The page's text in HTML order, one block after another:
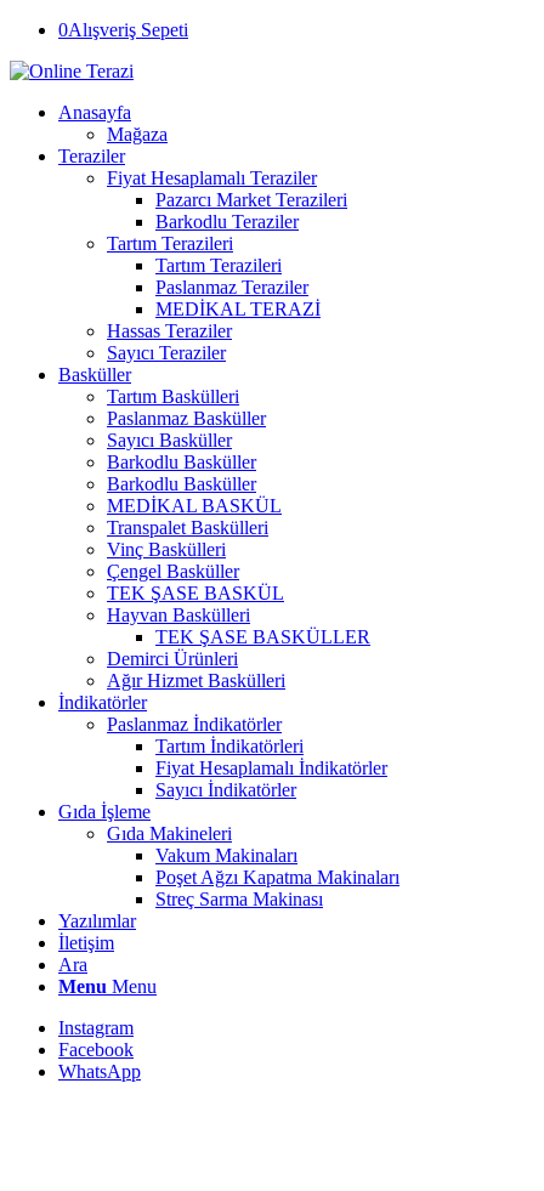
0Alışveriş Sepeti
Anasayfa
Mağaza
Teraziler
Fiyat Hesaplamalı Teraziler
Pazarcı Market Terazileri
Barkodlu Teraziler
Tartım Terazileri
Tartım Terazileri
Paslanmaz Teraziler
MEDİKAL TERAZİ
Hassas Teraziler
Sayıcı Teraziler
Basküller
Tartım Baskülleri
Paslanmaz Basküller
Sayıcı Basküller
Barkodlu Basküller
Barkodlu Basküller
MEDİKAL BASKÜL
Transpalet Baskülleri
Vinç Baskülleri
Çengel Basküller
TEK ŞASE BASKÜL
Hayvan Baskülleri
TEK ŞASE BASKÜLLER
Demirci Ürünleri
Ağır Hizmet Baskülleri
İndikatörler
Paslanmaz İndikatörler
Tartım İndikatörleri
Fiyat Hesaplamalı İndikatörler
Sayıcı İndikatörler
Gıda İşleme
Gıda Makineleri
Vakum Makinaları
Poşet Ağzı Kapatma Makinaları
Streç Sarma Makinası
Yazılımlar
İletişim
Ara
Menu Menu
Instagram
Facebook
WhatsApp